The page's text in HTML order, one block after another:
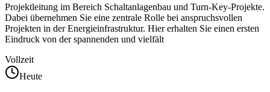
Projektleitung im Bereich Schaltanlagenbau und Turn-Key-Projekte.
Dabei übernehmen Sie eine zentrale Rolle bei anspruchsvollen
Projekten in der Energieinfrastruktur. Hier erhalten Sie einen ersten
Eindruck von der spannenden und vielfält
Vollzeit
Heute